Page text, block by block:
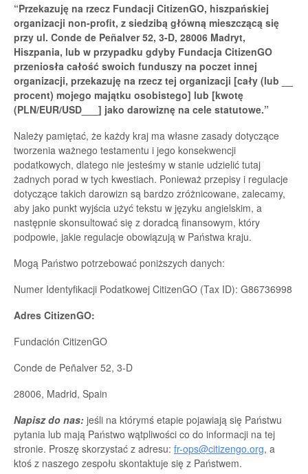
“Przekazuję na rzecz Fundacji CitizenGO, hiszpańskiej
organizacji non-profit, z siedzibą główną mieszczącą się
przy ul. Conde de Peñalver 52, 3-D, 28006 Madryt,
Hiszpania, lub w przypadku gdyby Fundacja CitizenGO
przeniosła całość swoich funduszy na poczet innej
organizacji, przekazuję na rzecz tej organizacji [cały (lub __
procent) mojego majątku osobistego] lub [kwotę
(PLN/EUR/USD___] jako darowiznę na cele statutowe.”
Należy pamiętać, że każdy kraj ma własne zasady dotyczące
tworzenia ważnego testamentu i jego konsekwencji
podatkowych, dlatego nie jesteśmy w stanie udzielić tutaj
żadnych porad w tych kwestiach. Ponieważ przepisy i regulacje
dotyczące takich darowizn są bardzo zróżnicowane, zalecamy,
aby jako punkt wyjścia użyć tekstu w języku angielskim, a
następnie skonsultować się z doradcą finansowym, który
podpowie, jakie regulacje obowiązują w Państwa kraju.
Mogą Państwo potrzebować poniższych danych:
Numer Identyfikacji Podatkowej CitizenGO (Tax ID): G86736998
Adres CitizenGO:
Fundación CitizenGO
Conde de Peñalver 52, 3-D
28006, Madrid, Spain
Napisz do nas: jeśli na którymś etapie pojawiają się Państwu
pytania lub mają Państwo wątpliwości co do informacji na tej
stronie. Proszę skorzystać z adresu: fr-ops@citizengo.org, a
ktoś z naszego zespołu skontaktuje się z Państwem.